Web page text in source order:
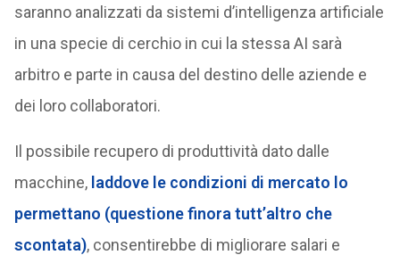
saranno analizzati da sistemi d’intelligenza artificiale
in una specie di cerchio in cui la stessa AI sarà
arbitro e parte in causa del destino delle aziende e
dei loro collaboratori.
Il possibile recupero di produttività dato dalle
macchine, laddove le condizioni di mercato lo
permettano (questione finora tutt’altro che
scontata), consentirebbe di migliorare salari e